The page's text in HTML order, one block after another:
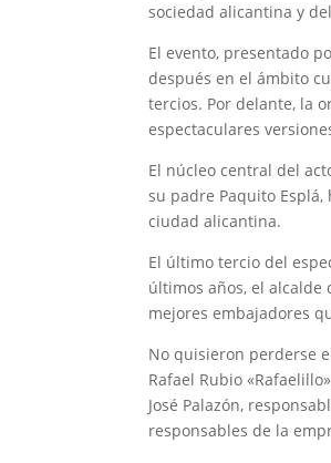
sociedad alicantina y
El evento, presentado
después en el ámbito
tercios. Por delante, la
espectaculares
El núcleo central del
su padre Paquito
ciudad alicantina.
El último tercio del
últimos años, el alcalde
mejores embajadores
No quisieron perderse
Rafael Rubio
José Palazón,
responsables de la